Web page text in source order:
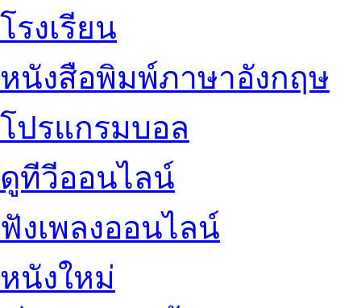
โรงเรียน
หนังสือพิมพ์ภาษาอังกฤษ
โปรแกรมบอล
ดูทีวีออนไลน์
ฟังเพลงออนไลน์
หนังใหม่